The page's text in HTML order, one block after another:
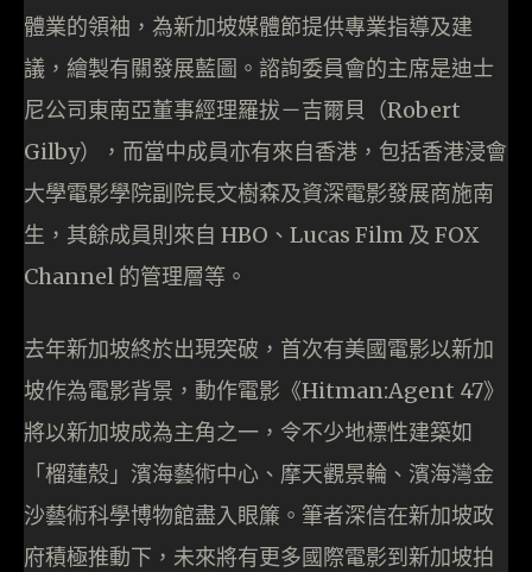
體業的領袖，為新加坡媒體節提供專業指導及建
議，繪製有關發展藍圖。諮詢委員會的主席是迪士
尼公司東南亞董事經理羅拔－吉爾貝（Robert
Gilby），而當中成員亦有來自香港，包括香港浸會
大學電影學院副院長文樹森及資深電影發展商施南
生，其餘成員則來自 HBO、Lucas Film 及 FOX
Channel 的管理層等。
去年新加坡終於出現突破，首次有美國電影以新加
坡作為電影背景，動作電影《Hitman:Agent 47》
將以新加坡成為主角之一，令不少地標性建築如
「榴蓮殼」濱海藝術中心、摩天觀景輪、濱海灣金
沙藝術科學博物館盡入眼簾。筆者深信在新加坡政
府積極推動下，未來將有更多國際電影到新加坡拍